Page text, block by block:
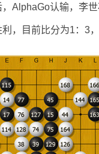
认输，李世
目前比分为1：3，